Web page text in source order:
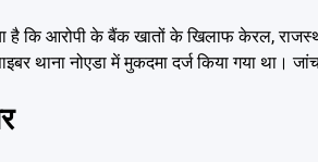
कि आरोपी के बैंक खातों के खिलाफ केरल,
थाना नोएडा में मुकदमा दर्ज किया गया था।